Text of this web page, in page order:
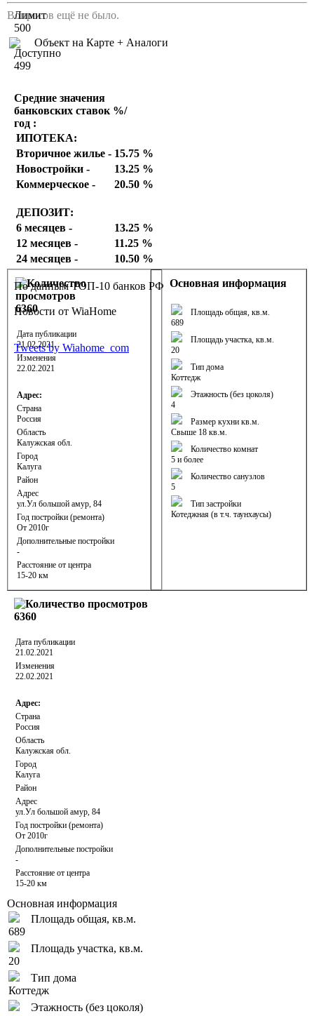
Лимит
500
Доступно
499
Средние значения
банковских ставок %/
год :
ИПОТЕКА:
Вторичное жилье - 15.75 %
Новостройки -
13.25 %
Коммерческое -
20.50 %
ДЕПОЗИТ:
6 месяцев -
13.25 %
12 месяцев -
11.25 %
24 месяцев -
10.50 %
По данным ТОП-10 банков РФ
Новости от WiaHome
Tweets by Wiahome_com
Вопросов ещё не было.
Объект на Карте + Аналоги
6360
Дата публикации
21.02.2021
Изменения
22.02.2021
Адрес:
Страна
Россия
Область
Калужская обл.
Город
Калуга
Район
Адрес
ул.Ул большой амур, 84
Год постройки (ремонта)
От 2010г
Дополнительные постройки
-
Расстояние от центра
15-20 км
Основная информация
Площадь общая, кв.м.
689
Площадь участка, кв.м.
20
Тип дома
Коттедж
Этажность (без цоколя)
4
Размер кухни кв.м.
Свыше 18 кв.м.
Количество комнат
5 и более
Количество санузлов
5
Тип застройки
Котеджная (в т.ч. таунхаусы)
6360
Дата публикации
21.02.2021
Изменения
22.02.2021
Адрес:
Страна
Россия
Область
Калужская обл.
Город
Калуга
Район
Адрес
ул.Ул большой амур, 84
Год постройки (ремонта)
От 2010г
Дополнительные постройки
-
Расстояние от центра
15-20 км
Основная информация
Площадь общая, кв.м.
689
Площадь участка, кв.м.
20
Тип дома
Коттедж
Этажность (без цоколя)